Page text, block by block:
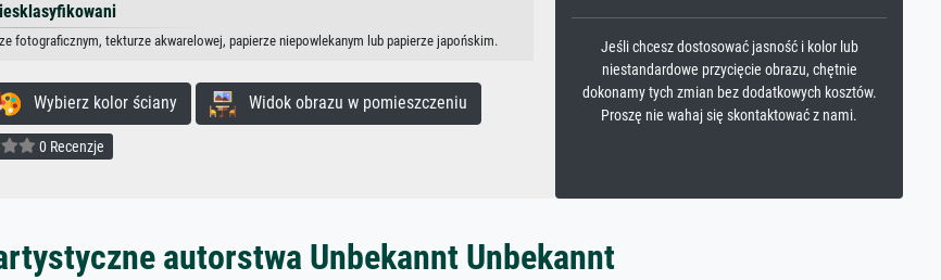
fotograficznym, tekturze akwarelowej, papierze niepowlekanym lub papierze japońskim.
Wybierz kolor ściany Widok obrazu w pomieszczeniu
0 Recenzje
Jeśli chcesz dostosować jasność i kolor lub
niestandardowe przycięcie obrazu, chętnie
dokonamy tych zmian bez dodatkowych kosztów.
Proszę nie wahaj się skontaktować z nami.
autorstwa Unbekannt Unbekannt